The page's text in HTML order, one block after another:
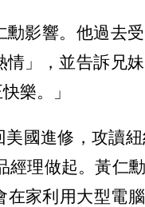
影響。他過去
」，並告訴兄
樂。」
國進修，攻讀
經理做起。黃仁
家利用大型電